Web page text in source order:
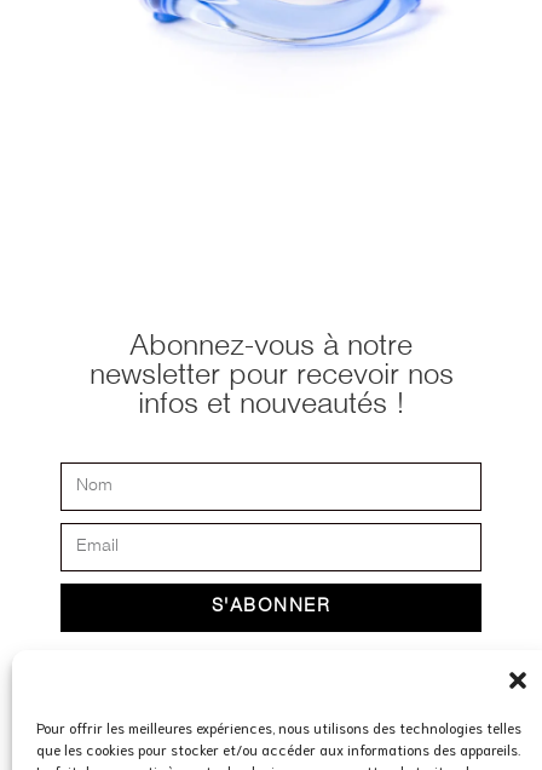
Pour offrir les meilleures expériences, nous utilisons des technologies telles
que les cookies pour stocker et/ou accéder aux informations des appareils.
Abonnez-vous à notre
newsletter pour recevoir nos
infos et nouveautés !
S'ABONNER
Confidentialité et d’utilisation des cookies.